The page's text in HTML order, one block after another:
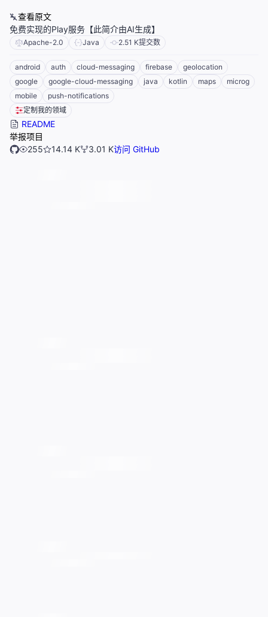
查看原文
免费实现的Play服务【此简介由AI生成】
Apache-2.0 Java 2.51 K提交数
android auth cloud-messaging firebase
geolocation
google
google-cloud-messaging java kotlin maps
microg
mobile
push-notifications
定制我的领域
README
举报项目
255
14.14 K 3.01 K访问 GitHub